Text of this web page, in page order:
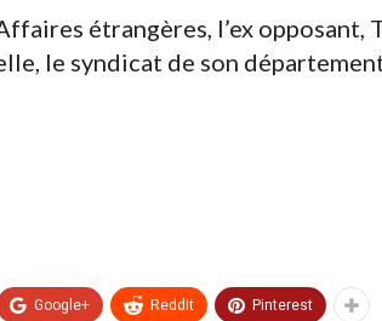
étrangères, l’ex
le syndicat de son
Google+ ReddIt Pinterest